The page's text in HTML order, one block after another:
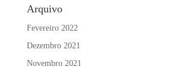
Arquivo
Fevereiro 2022
Dezembro 2021
Novembro 2021